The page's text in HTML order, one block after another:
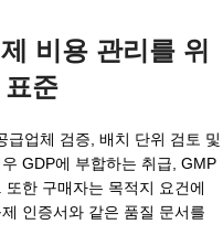
비용 관리를 위
준
업체 검증, 배치 단위 검토 및
GDP에 부합하는 취급, GMP
한 구매자는 목적지 요건에
인증서와 같은 품질 문서를